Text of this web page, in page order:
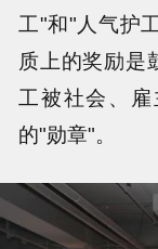
工"和"人气护
质上的奖励是
工被社会、
的"勋章"。